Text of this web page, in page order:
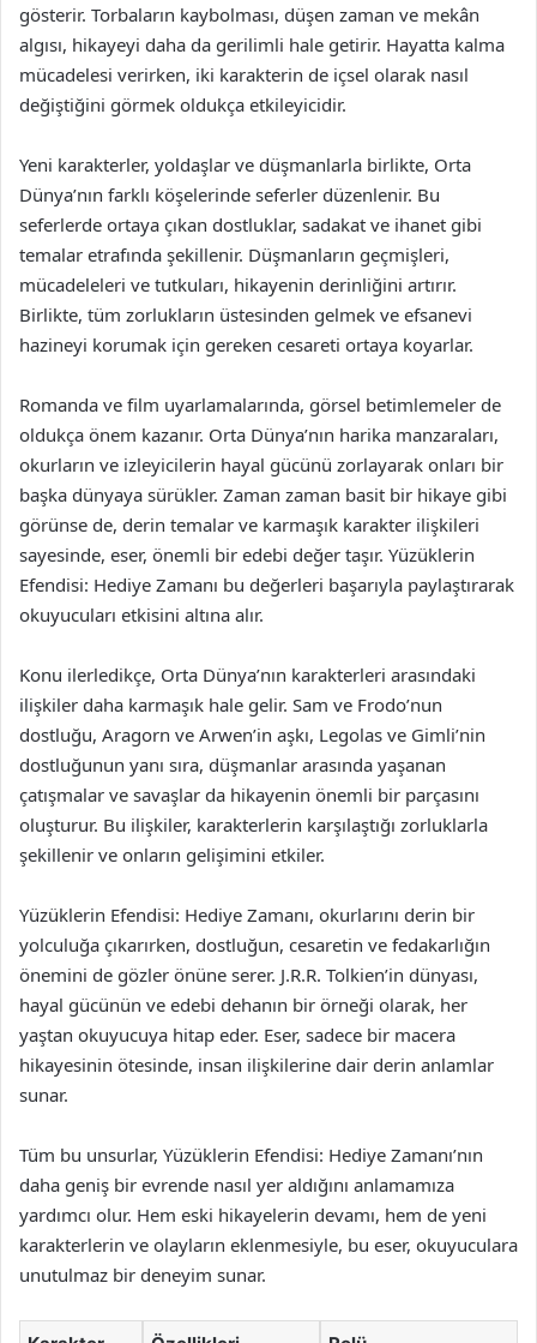
gösterir. Torbaların kaybolması, düşen zaman ve mekân
algısı, hikayeyi daha da gerilimli hale getirir. Hayatta kalma
mücadelesi verirken, iki karakterin de içsel olarak nasıl
değiştiğini görmek oldukça etkileyicidir.
Yeni karakterler, yoldaşlar ve düşmanlarla birlikte, Orta
Dünya’nın farklı köşelerinde seferler düzenlenir. Bu
seferlerde ortaya çıkan dostluklar, sadakat ve ihanet gibi
temalar etrafında şekillenir. Düşmanların geçmişleri,
mücadeleleri ve tutkuları, hikayenin derinliğini artırır.
Birlikte, tüm zorlukların üstesinden gelmek ve efsanevi
hazineyi korumak için gereken cesareti ortaya koyarlar.
Romanda ve film uyarlamalarında, görsel betimlemeler de
oldukça önem kazanır. Orta Dünya’nın harika manzaraları,
okurların ve izleyicilerin hayal gücünü zorlayarak onları bir
başka dünyaya sürükler. Zaman zaman basit bir hikaye gibi
görünse de, derin temalar ve karmaşık karakter ilişkileri
sayesinde, eser, önemli bir edebi değer taşır. Yüzüklerin
Efendisi: Hediye Zamanı bu değerleri başarıyla paylaştırarak
okuyucuları etkisini altına alır.
Konu ilerledikçe, Orta Dünya’nın karakterleri arasındaki
ilişkiler daha karmaşık hale gelir. Sam ve Frodo’nun
dostluğu, Aragorn ve Arwen’in aşkı, Legolas ve Gimli’nin
dostluğunun yanı sıra, düşmanlar arasında yaşanan
çatışmalar ve savaşlar da hikayenin önemli bir parçasını
oluşturur. Bu ilişkiler, karakterlerin karşılaştığı zorluklarla
şekillenir ve onların gelişimini etkiler.
Yüzüklerin Efendisi: Hediye Zamanı, okurlarını derin bir
yolculuğa çıkarırken, dostluğun, cesaretin ve fedakarlığın
önemini de gözler önüne serer. J.R.R. Tolkien’in dünyası,
hayal gücünün ve edebi dehanın bir örneği olarak, her
yaştan okuyucuya hitap eder. Eser, sadece bir macera
hikayesinin ötesinde, insan ilişkilerine dair derin anlamlar
sunar.
Tüm bu unsurlar, Yüzüklerin Efendisi: Hediye Zamanı’nın
daha geniş bir evrende nasıl yer aldığını anlamamıza
yardımcı olur. Hem eski hikayelerin devamı, hem de yeni
karakterlerin ve olayların eklenmesiyle, bu eser, okuyuculara
unutulmaz bir deneyim sunar.